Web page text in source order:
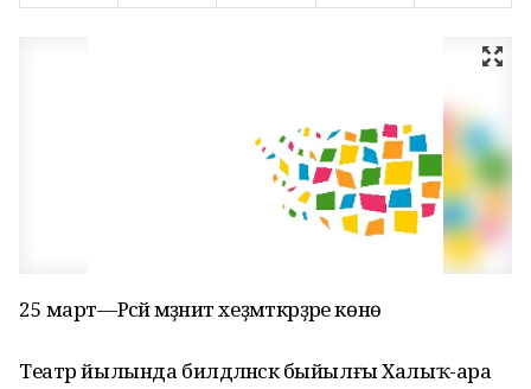
25 март—Рәсәй мәҙәниәт хеҙмәткәрҙәре көнө
Театр йылында билдәләнәсәк быйылғы Халыҡ-ара